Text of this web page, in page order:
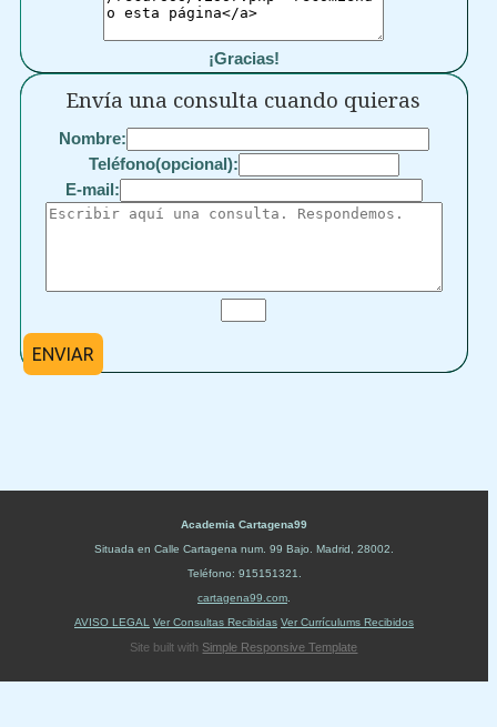
¡Gracias!
Envía una consulta cuando quieras
Nombre:
Teléfono(opcional):
E-mail:
ENVIAR
Academia Cartagena99
Situada en Calle Cartagena num. 99 Bajo Madrid 28002
Teléfono: 915151321
cartagena99.com
AVISO LEGAL
Ver Consultas Recibidas Ver Currículums Recibidos
Site built with Simple Responsive Template